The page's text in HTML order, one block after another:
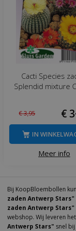
Cacti Species
Splendid mixture
€3,95 € 3,
Meer info
IN
Bij KoopBloembollen
zaden Antwerp Stars"
zaden Antwerp Stars"
webshop. Wij leveren
Antwerp Stars" snel